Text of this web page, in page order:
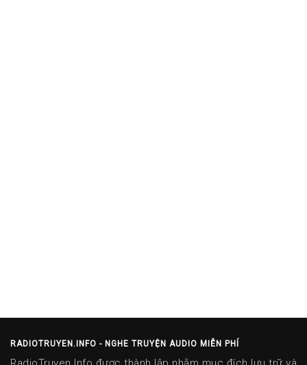
RADIOTRUYEN.INFO - NGHE TRUYỆN AUDIO MIỄN PHÍ